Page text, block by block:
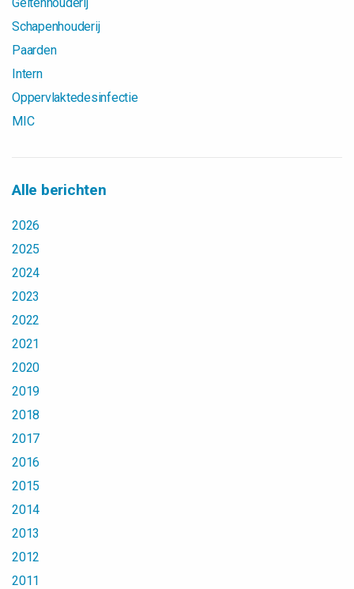
Schapenhouderij
Paarden
Intern
Oppervlaktedesinfectie
MIC
Alle berichten
2026
2025
2024
2023
2022
2021
2020
2019
2018
2017
2016
2015
2014
2013
2012
2011